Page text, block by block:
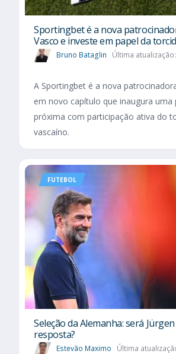
Sportingbet é a nova
Vasco e investe em papel da
Bruno Bataglin Última
A Sportingbet é a nova
em novo capítulo que inaugura uma
próxima com participação ativa do
vascaíno.
FUTEBOL
Seleção da Alemanha: será
resposta?
Estevão Maximo Última